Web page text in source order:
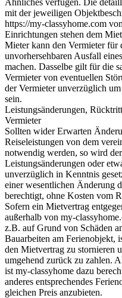
Ähnliches verfügen. Die
mit der jeweiligen
https://my-classyhome.com
Einrichtungen stehen dem
Mieter kann den Vermieter für
unvorhersehbaren Ausfall
machen. Dasselbe gilt für die
Vermieter von eventuellen
der Vermieter unverzüglich
sein.
Leistungsänderungen,
Vermieter
Sollten wider Erwarten
Reiseleistungen von dem
notwendig werden, so wird
Leistungsänderungen oder
unverzüglich in Kenntnis
einer wesentlichen Änderung
berechtigt, ohne Kosten vom
Sofern ein Mietvertrag
außerhalb von my-
z.B. auf Grund von Schäden
Bauarbeiten am Ferienobjekt,
den Mietvertrag zu stornieren
umgehend zurück zu zahlen.
ist my-classyhome dazu
anderes entsprechendes
gleichen Preis anzubieten.